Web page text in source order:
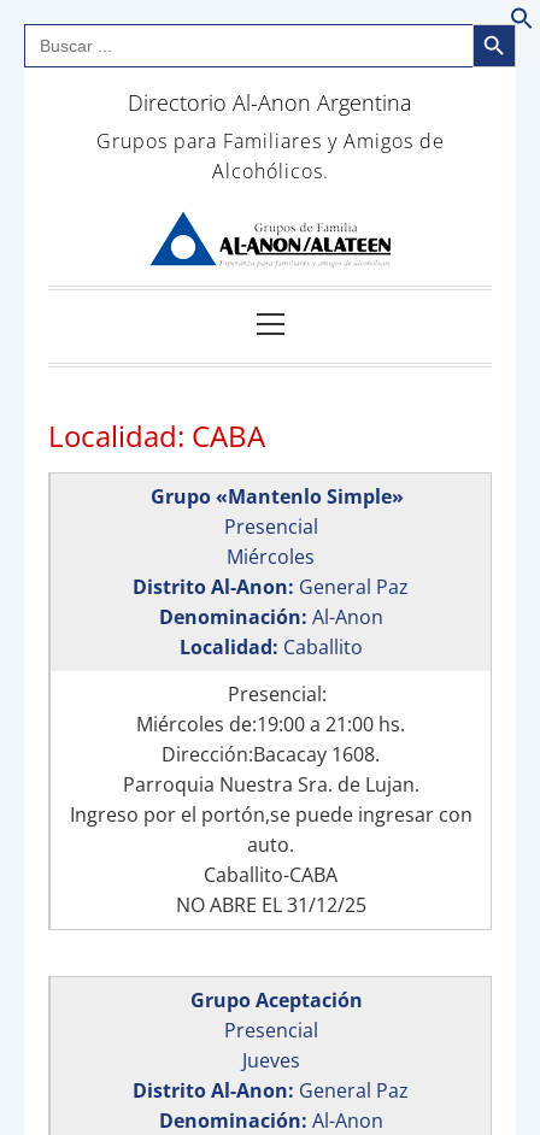
Buscar: Botón de
contenido
Directorio Al-Anon Argentina
Grupos para Familiares y Amigos de
Alcohólicos.
principal
Localidad: CABA
Grupo «Mantenlo Simple»
Presencial
Miércoles
Distrito Al-Anon: General Paz
Denominación: Al-Anon
Localidad: Caballito
Presencial:
Miércoles de:19:00 a 21:00 hs.
Dirección:Bacacay 1608.
Parroquia Nuestra Sra. de Lujan.
Ingreso por el portón,se puede ingresar con
auto.
Caballito-CABA
NO ABRE EL 31/12/25
Grupo Aceptación
Presencial
Jueves
Distrito Al-Anon: General Paz
Denominación: Al-Anon